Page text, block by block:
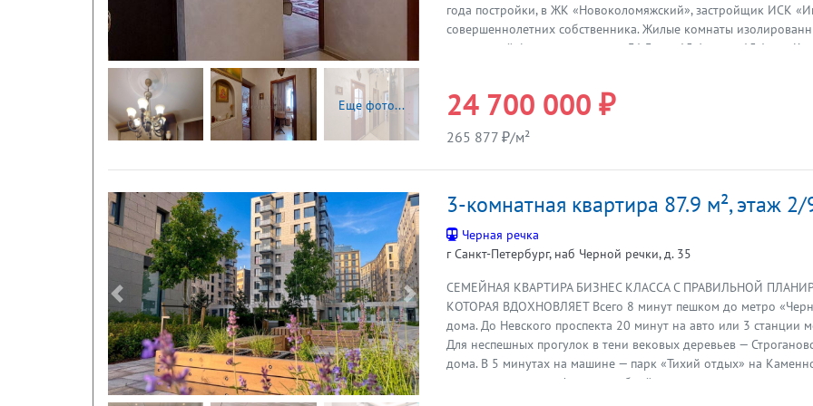
Еще фото...
года постройки, в ЖК «Новоколомяжский», застройщик ИСК
совершеннолетних собственника. Жилые комнаты
квадратной формы, площадью: 31,3квм, 15,4 квм и 15,1квм.
квм. Удобно зонирован: туалет ближе к прихожей, кухне и
правильной формы - площадью 9,4 квм и дополнительно
отделочных работ. Покрытие пола: в комнатах дубовый
кафельная плитка. Окна - деревянные стеклопакеты, выходят
домом полная развитая инфраструктура для жизни семьи с
транспортное сообщение со всеми районами Санкт-
области. Звоните! Отвечу на все интересующиеся Вас вопросы!
просмотр, покажем в удобное для Вас время.
24 700 000 ₽
265 877 ₽/м²
Следующая Предыдущая
3-комнатная квартира 87.9 м², этаж 2/
Черная речка
г Санкт-Петербург, наб Черной речки, д. 35
СЕМЕЙНАЯ КВАРТИРА БИЗНЕС КЛАССА С ПРАВИЛЬНОЙ
КОТОРАЯ ВДОХНОВЛЯЕТ Всего 8 минут пешком до метро
дома. До Невского проспекта 20 минут на авто или 3 станции
Для неспешных прогулок в тени вековых деревьев —
дома. В 5 минутах на машине — парк «Тихий отдых» на
время замедляется. Фитнес-клубы, йога-центр и танцевальная